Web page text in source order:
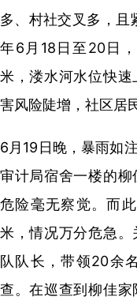
多、村社交叉多，
年6月18日至20日
米，溇水河水位快
害风险陡增，社区居
6月19日晚，暴雨如
审计局宿舍一楼的
危险毫无察觉。而
米，情况万分危急
队队长，带领20余
查。在巡查到柳佳